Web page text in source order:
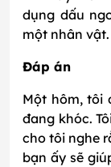
dụng dấu
một nhân vật.
Đáp án
Một hôm, tôi
đang khóc.
cho tôi nghe
bạn ấy sẽ